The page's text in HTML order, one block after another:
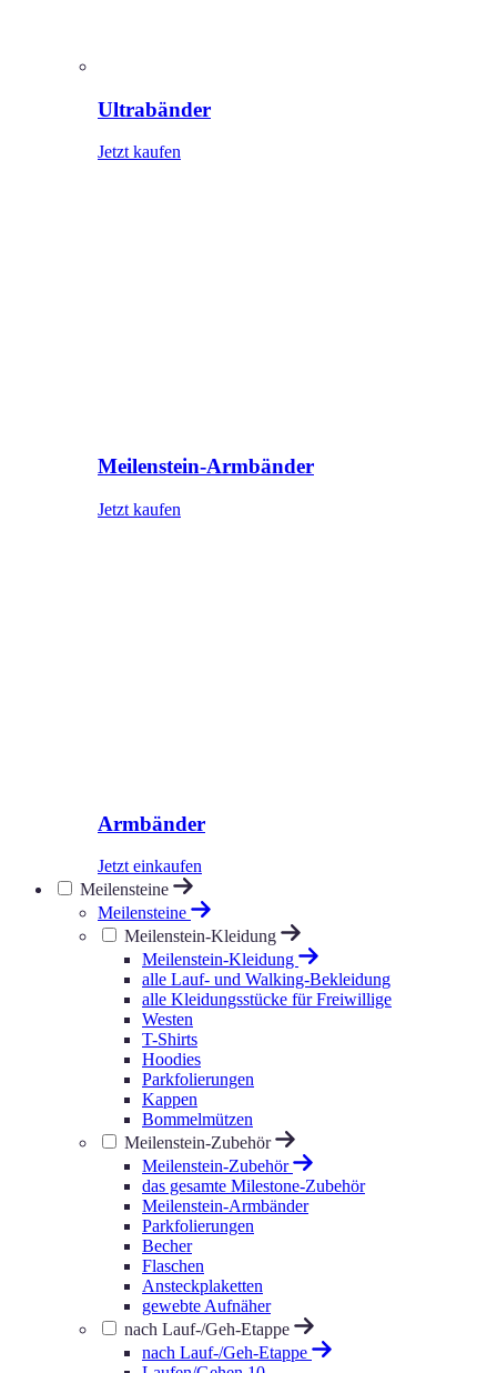
Ultrabänder
Jetzt kaufen
Meilenstein-Armbänder
Jetzt kaufen
Armbänder
Jetzt einkaufen
Meilensteine
Meilensteine
Meilenstein-Kleidung
Meilenstein-Kleidung
alle Lauf- und Walking-Bekleidung
alle Kleidungsstücke für Freiwillige
Westen
T-Shirts
Hoodies
Parkfolierungen
Kappen
Bommelmützen
Meilenstein-Zubehör
Meilenstein-Zubehör
das gesamte Milestone-Zubehör
Meilenstein-Armbänder
Parkfolierungen
Becher
Flaschen
Ansteckplaketten
gewebte Aufnäher
nach Lauf-/Geh-Etappe
nach Lauf-/Geh-Etappe